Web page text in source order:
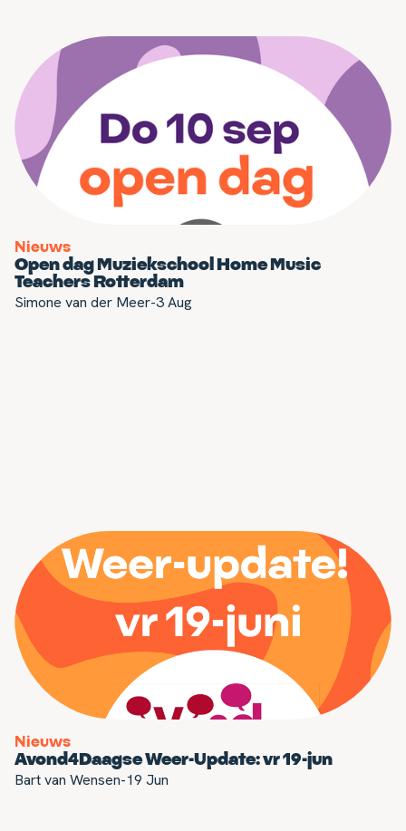
Nieuws
Open dag Muziekschool Home Music
Teachers Rotterdam
Simone van der Meer-3 Aug
Nieuws
Avond4Daagse Weer-Update: vr 19-jun
Bart van Wensen-19 Jun